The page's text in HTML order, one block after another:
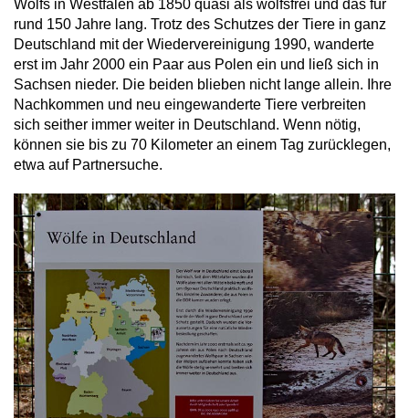
Wolfs in Westfalen ab 1850 quasi als wolfsfrei und das für
rund 150 Jahre lang. Trotz des Schutzes der Tiere in ganz
Deutschland mit der Wiedervereinigung 1990, wanderte
erst im Jahr 2000 ein Paar aus Polen ein und ließ sich in
Sachsen nieder. Die beiden blieben nicht lange allein. Ihre
Nachkommen und neu eingewanderte Tiere verbreiten
sich seither immer weiter in Deutschland. Wenn nötig,
können sie bis zu 70 Kilometer an einem Tag zurücklegen,
etwa auf Partnersuche.